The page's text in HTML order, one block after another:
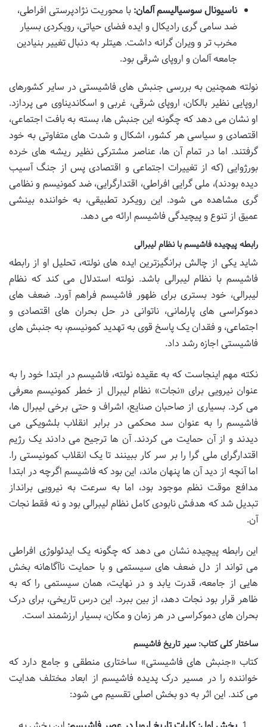
ناسیونال سوسیالیسم آلمان: با محوریت نژادپرستی افراطی،
ضد سامی گری رادیکال و ایده فضای حیاتی، رویکردی بسیار
مخرب تر و ویران گرانه داشت. هیتلر به دنبال تغییر بنیادین
جامعه آلمان و اروپای شرقی بود.
نولته همچنین به بررسی جنبش های فاشیستی در سایر کشورهای
اروپایی نظیر بالکان، اروپای شرقی، غربی و اسکاندیناوی می پردازد.
او نشان می دهد که چگونه این جنبش ها، بسته به بافت اجتماعی،
اقتصادی و سیاسی هر کشور، اشکال و شدت های متفاوتی به خود
گرفتند. اما در تمام آن ها، عناصر مشترکی نظیر ریشه های خرده
بورژوایی (که از تغییرات اجتماعی و اقتصادی پس از جنگ آسیب
دیده بودند)، ملی گرایی افراطی، اقتدارگرایی، ضد کمونیسم و نظامی
گری مشاهده می شود. این رویکرد تطبیقی، به خواننده بینشی
عمیق از تنوع و پیچیدگی فاشیسم ارائه می دهد.
رابطه پیچیده فاشیسم با نظام لیبرالی
شاید یکی از چالش برانگیزترین ایده های نولته، تحلیل او از رابطه
فاشیسم با نظام لیبرالی باشد. نولته استدلال می کند که نظام
لیبرالی، خود بستری برای ظهور فاشیسم فراهم آورد. ضعف های
دموکراسی های پارلمانی، ناتوانی در حل بحران های اقتصادی و
اجتماعی، و فقدان یک پاسخ قوی به تهدید کمونیسم، به جنبش های
فاشیستی اجازه رشد داد.
نکته مهم اینجاست که به عقیده نولته، فاشیسم در ابتدا خود را به
عنوان نیرویی برای «نجات» نظام لیبرال از خطر کمونیسم معرفی
می کرد. بسیاری از صاحبان صنایع، اشراف و حتی برخی لیبرال ها،
فاشیسم را به عنوان سد محکمی در برابر انقلاب بلشویکی می
دیدند و از آن حمایت می کردند. آن ها ترجیح می دادند یک رژیم
اقتدارگرای ملی گرا را بر سر کار ببینند تا یک انقلاب کمونیستی را.
اما آنچه از دید آن ها پنهان ماند، این بود که فاشیسم اگرچه در ابتدا
مدافع موقت نظم موجود بود، اما به سرعت به نیرویی برانداز
تبدیل شد که هدفش نابودی کامل نظام لیبرالی بود و نه فقط نجات
آن.
این رابطه پیچیده نشان می دهد که چگونه یک ایدئولوژی افراطی
می تواند از دل ضعف های سیستمی و با حمایت ناآگاهانه بخش
هایی از جامعه، قدرت یابد و در نهایت، همان سیستمی را که به
ظاهر قرار بود نجات دهد، از بین ببرد. این درس تاریخی، برای درک
بحران های دموکراسی در هر زمان و مکان، بسیار ارزشمند است.
ساختار کلی کتاب: سیر تاریخ فاشیسم
کتاب «جنبش های فاشیستی» ساختاری منطقی و جامع دارد که
خواننده را در مسیر درک پدیده فاشیسم از ابعاد مختلف هدایت
می کند. این اثر به دو بخش اصلی تقسیم می شود: